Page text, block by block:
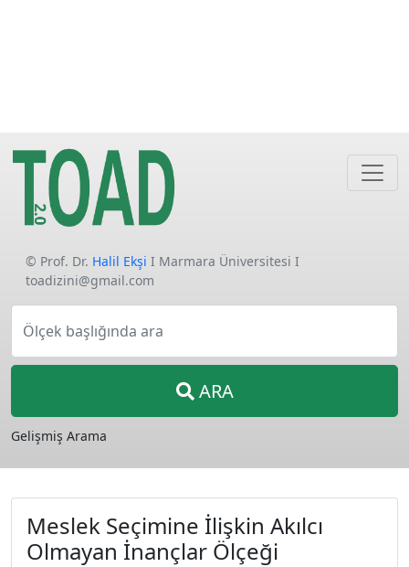
© Prof. Dr. Halil Ekşi I Marmara Üniversitesi I
toadizini@gmail.com
Ölçek başlığında ara
ARA
Gelişmiş Arama
Meslek Seçimine İlişkin Akılcı
Olmayan İnançlar Ölçeği